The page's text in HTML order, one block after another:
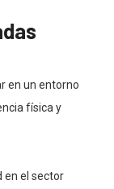
en un entorno
física y
en el sector